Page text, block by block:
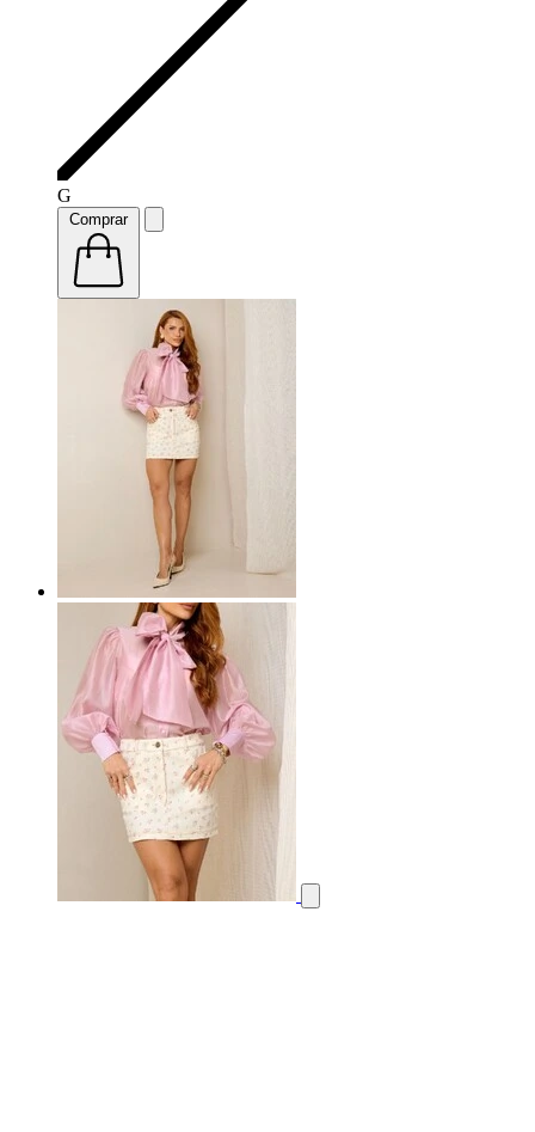
G
Comprar